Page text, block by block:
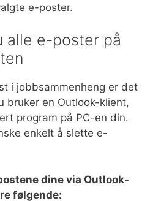
e-poster.
alle e-poster på
i jobbsammenheng er det
bruker en Outlook-klient,
program på PC-en din.
enkelt å slette e-
dine via Outlook-
følgende: